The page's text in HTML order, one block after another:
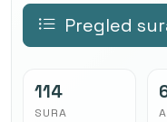
Pregled
114
SURA